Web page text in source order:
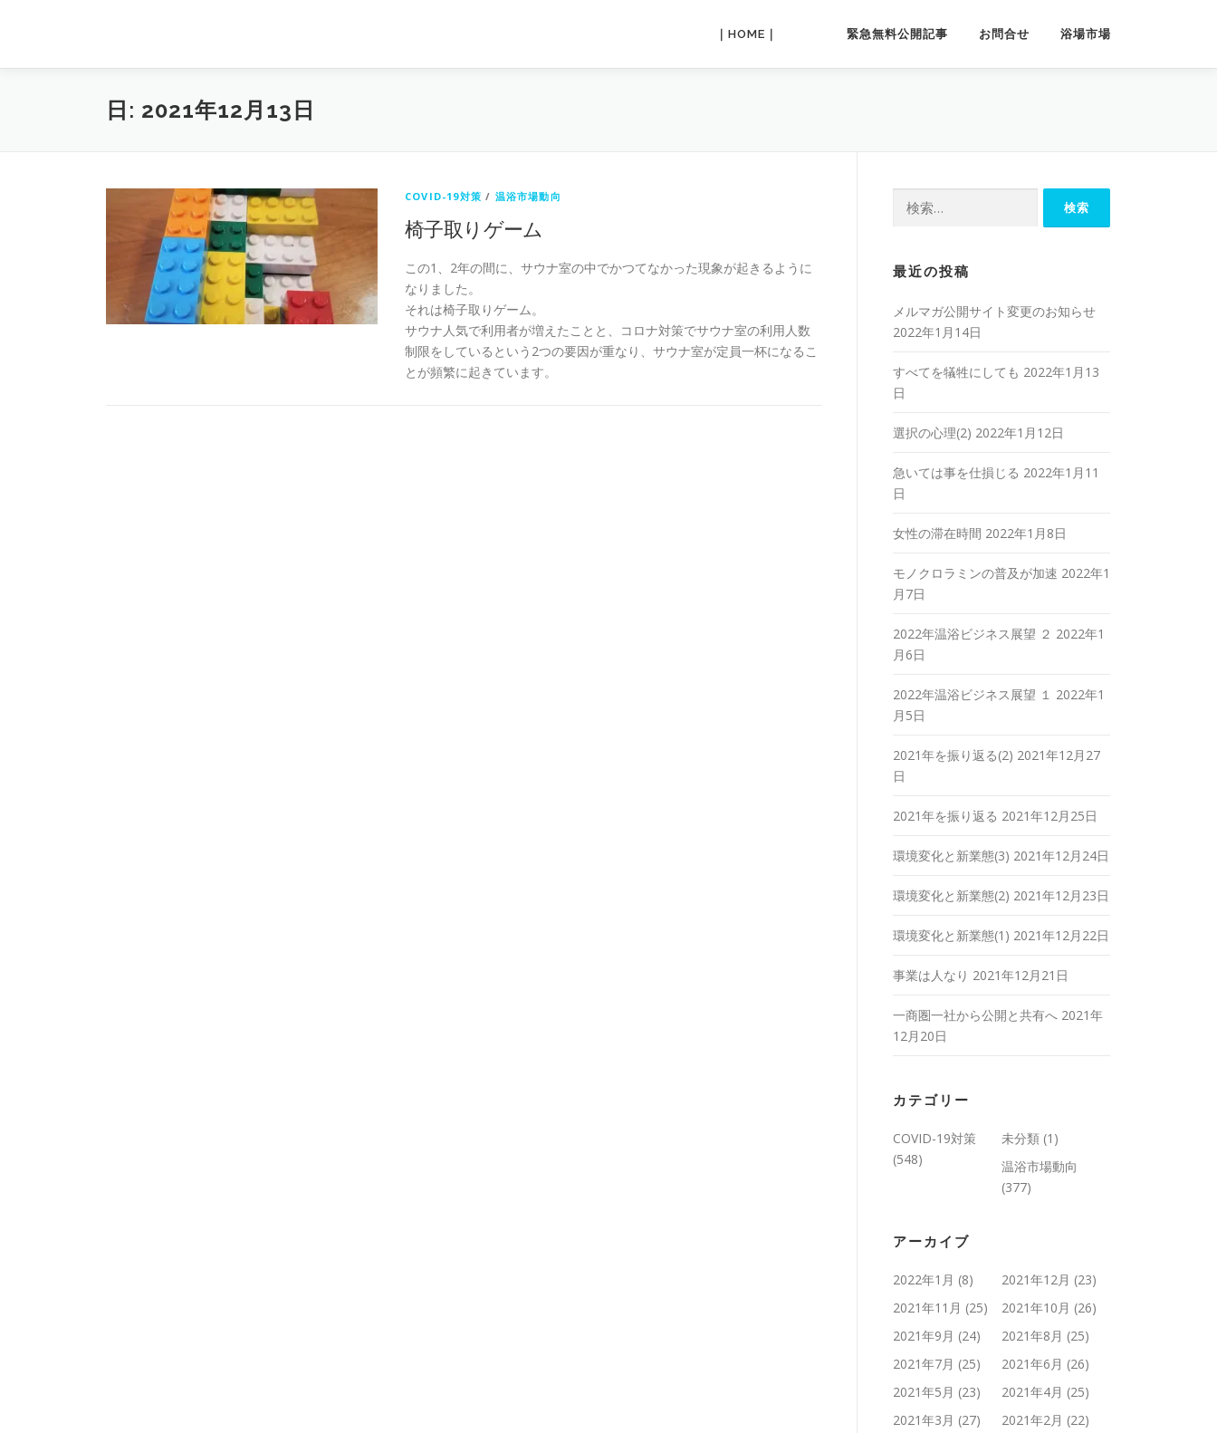
ン
｜HOME｜ 緊急無料公開記事 お問合せ 浴場市場
日: 2021年12月13日
COVID-19対策 / 温浴市場動向
椅子取りゲーム
この1、2年の間に、サウナ室の中でかつてなかった現象が起きるように
なりました。
それは椅子取りゲーム。
サウナ人気で利用者が増えたことと、コロナ対策でサウナ室の利用人数
制限をしているという2つの要因が重なり、サウナ室が定員一杯になるこ
とが頻繁に起きています。
最近の投稿
メルマガ公開サイト変更のお知らせ
2022年1月14日
すべてを犠牲にしても 2022年1月13
日
選択の心理(2) 2022年1月12日
急いては事を仕損じる 2022年1月11
日
女性の滞在時間 2022年1月8日
モノクロラミンの普及が加速 2022年1
月7日
2022年温浴ビジネス展望 ２ 2022年1
月6日
2022年温浴ビジネス展望 １ 2022年1
月5日
2021年を振り返る(2) 2021年12月27
日
2021年を振り返る 2021年12月25日
環境変化と新業態(3) 2021年12月24日
環境変化と新業態(2) 2021年12月23日
環境変化と新業態(1) 2021年12月22日
事業は人なり 2021年12月21日
一商圏一社から公開と共有へ 2021年
12月20日
カテゴリー
COVID-19対策
(548)
未分類 (1)
温浴市場動向
(377)
アーカイブ
2022年1月 (8) 2021年12月 (23)
2021年11月 (25) 2021年10月 (26)
2021年9月 (24) 2021年8月 (25)
2021年7月 (25) 2021年6月 (26)
2021年5月 (23) 2021年4月 (25)
2021年3月 (27) 2021年2月 (22)